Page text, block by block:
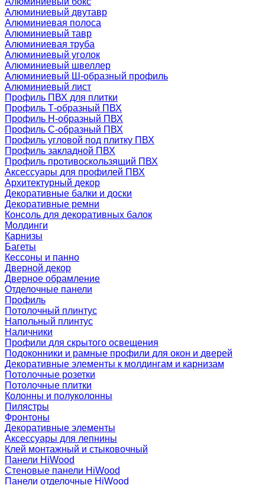
Алюминиевый двутавр
Алюминиевая полоса
Алюминиевый тавр
Алюминиевая труба
Алюминиевый уголок
Алюминиевый швеллер
Алюминиевый Ш-образный профиль
Алюминиевый лист
Профиль ПВХ для плитки
Профиль Т-образный ПВХ
Профиль H-образный ПВХ
Профиль C-образный ПВХ
Профиль угловой под плитку ПВХ
Профиль закладной ПВХ
Профиль противоскользящий ПВХ
Аксессуары для профилей ПВХ
Архитектурный декор
Декоративные балки и доски
Декоративные ремни
Консоль для декоративных балок
Молдинги
Карнизы
Багеты
Кессоны и панно
Дверной декор
Дверное обрамление
Отделочные панели
Профиль
Потолочный плинтус
Напольный плинтус
Наличники
Профили для скрытого освещения
Подоконники и рамные профили для окон и дверей
Декоративные элементы к молдингам и карнизам
Потолочные розетки
Потолочные плитки
Колонны и полуколонны
Пилястры
Фронтоны
Декоративные элементы
Аксессуары для лепнины
Клей монтажный и стыковочный
Панели HiWood
Стеновые панели HiWood
Панели отделочные HiWood